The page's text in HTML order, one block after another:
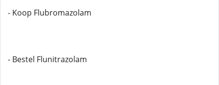
- Koop Flubromazolam
- Bestel Flunitrazolam